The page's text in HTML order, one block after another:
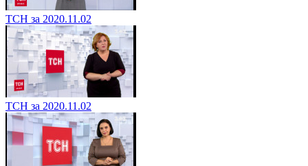
ТСН за 2020.11.02
ТСН за 2020.11.02